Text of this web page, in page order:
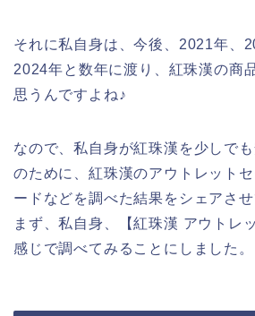
それに私自身は、今後、2021年、
2024年と数年に渡り、紅珠漢の商
思うんですよね♪
なので、私自身が紅珠漢を少しで
のために、紅珠漢のアウトレット
ードなどを調べた結果をシェアさせ
まず、私自身、【紅珠漢 アウトレ
感じで調べてみることにしました。